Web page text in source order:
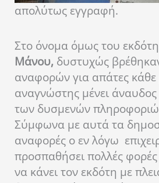
απολύτως εγγραφή.
Στο όνομα όμως του εκδότη
Μάνου, δυστυχώς
αναφορών για απάτες
αναγνώστης μένει
των δυσμενών
Σύμφωνα με αυτά τα
αναφορές ο εν λόγω
προσπαθήσει πολλές
να κάνει τον εκδότη με